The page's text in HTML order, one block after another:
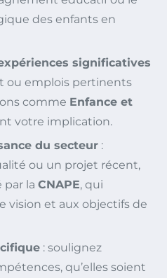
des enfants en
significatives
ou emplois pertinents
comme Enfance et
votre implication.
du secteur :
ou un projet récent,
par la CNAPE, qui
vision et aux objectifs de
: soulignez
qu’elles soient